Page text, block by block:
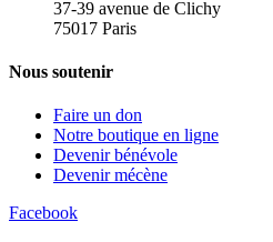
37-39 avenue de Clichy
75017 Paris
Nous soutenir
Faire un don
Notre boutique en ligne
Devenir bénévole
Devenir mécène
Facebook